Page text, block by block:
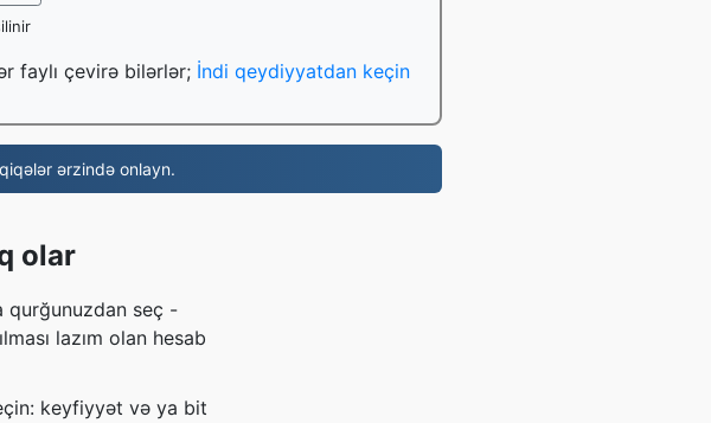
faylı çevirə bilərlər; İndi qeydiyyatdan keçin
ərzində onlayn.
olar
qurğunuzdan seç -
lazım olan hesab
keyfiyyət və ya bit